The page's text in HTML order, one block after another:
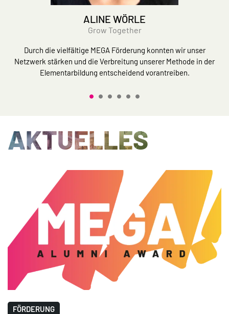
ALINE WÖRLE
Grow Together
Durch die vielfältige MEGA Förderung konnten wir unser
Netzwerk stärken und die Verbreitung unserer Methode in der
Elementarbildung entscheidend vorantreiben.
AKTUELLES
FÖRDERUNG